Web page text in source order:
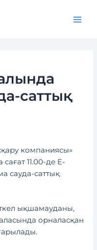
саттық
компаниясы»
11.00-де E-
сауда-саттық
ықшамауданы,
орналасқан